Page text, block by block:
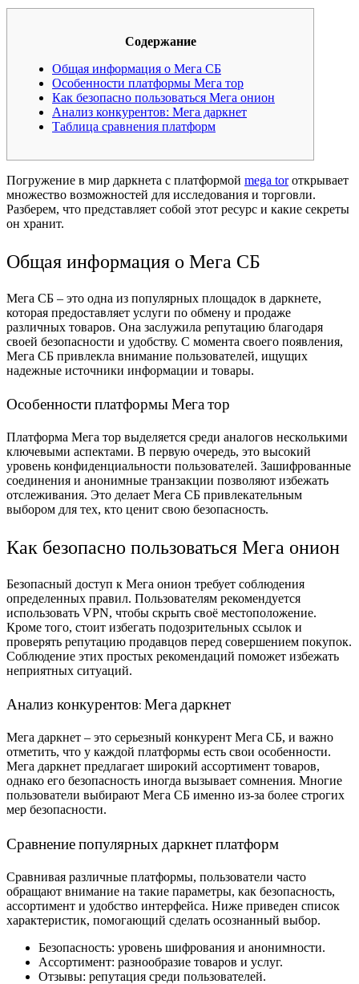
Содержание
Общая информация о Мега СБ
Особенности платформы Мега тор
Как безопасно пользоваться Мега онион
Анализ конкурентов: Мега даркнет
Таблица сравнения платформ
Погружение в мир даркнета с платформой mega torоткрывает
множество возможностей для исследования и торговли.
Разберем, что представляет собой этот ресурс и какие секреты
он хранит.
Общая информация о Мега СБ
Мега СБ – это одна из популярных площадок в даркнете,
которая предоставляет услуги по обмену и продаже
различных товаров. Она заслужила репутацию благодаря
своей безопасности и удобству. С момента своего появления,
Мега СБ привлекла внимание пользователей, ищущих
надежные источники информации и товары.
Особенности платформы Мега тор
Платформа Мега тор выделяется среди аналогов несколькими
ключевыми аспектами. В первую очередь, это высокий
уровень конфиденциальности пользователей. Зашифрованные
соединения и анонимные транзакции позволяют избежать
отслеживания. Это делает Мега СБ привлекательным
выбором для тех, кто ценит свою безопасность.
Как безопасно пользоваться Мега онион
Безопасный доступ к Мега онион требует соблюдения
определенных правил. Пользователям рекомендуется
использовать VPN, чтобы скрыть своё местоположение.
Кроме того, стоит избегать подозрительных ссылок и
проверять репутацию продавцов перед совершением покупок.
Соблюдение этих простых рекомендаций поможет избежать
неприятных ситуаций.
Анализ конкурентов: Мега даркнет
Мега даркнет – это серьезный конкурент Мега СБ, и важно
отметить, что у каждой платформы есть свои особенности.
Мега даркнет предлагает широкий ассортимент товаров,
однако его безопасность иногда вызывает сомнения. Многие
пользователи выбирают Мега СБ именно из-за более строгих
мер безопасности.
Сравнение популярных даркнет платформ
Сравнивая различные платформы, пользователи часто
обращают внимание на такие параметры, как безопасность,
ассортимент и удобство интерфейса. Ниже приведен список
характеристик, помогающий сделать осознанный выбор.
Безопасность: уровень шифрования и анонимности.
Ассортимент: разнообразие товаров и услуг.
Отзывы: репутация среди пользователей.